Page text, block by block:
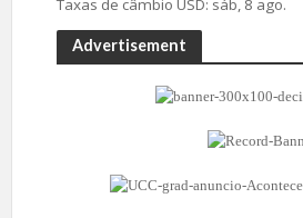
Advertisement